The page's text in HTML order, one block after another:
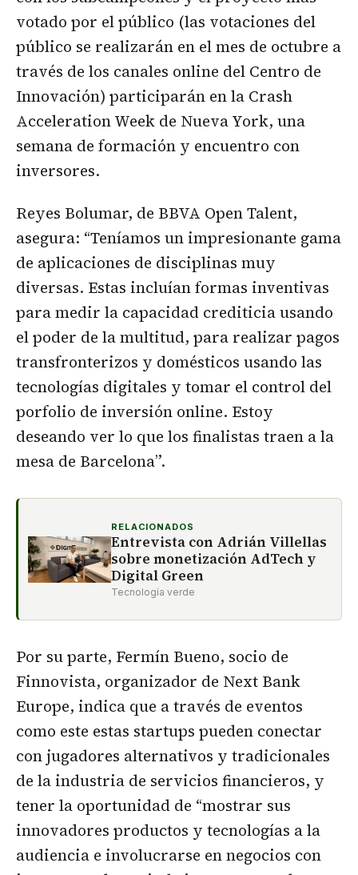
votado por el público (las votaciones del
público se realizarán en el mes de octubre a
través de los canales online del Centro de
Innovación) participarán en la Crash
Acceleration Week de Nueva York, una
semana de formación y encuentro con
inversores.
Reyes Bolumar, de BBVA Open Talent,
asegura: “Teníamos un impresionante gama
de aplicaciones de disciplinas muy
diversas. Estas incluían formas inventivas
para medir la capacidad crediticia usando
el poder de la multitud, para realizar pagos
transfronterizos y domésticos usando las
tecnologías digitales y tomar el control del
porfolio de inversión online. Estoy
deseando ver lo que los finalistas traen a la
mesa de Barcelona”.
RELACIONADOS
Entrevista con Adrián Villellas
sobre monetización AdTech y
Digital Green
Tecnología verde
Por su parte, Fermín Bueno, socio de
Finnovista, organizador de Next Bank
Europe, indica que a través de eventos
como este estas startups pueden conectar
con jugadores alternativos y tradicionales
de la industria de servicios financieros, y
tener la oportunidad de “mostrar sus
innovadores productos y tecnologías a la
audiencia e involucrarse en negocios con